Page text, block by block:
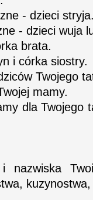
- dzieci
- dzieci wuja
brata.
i córka siostry.
Twojego
mamy.
dla Twojego